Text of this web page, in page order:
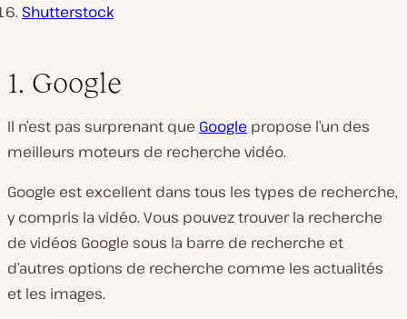
Shutterstock
1. Google
Il n’est pas surprenant que Google propose l’un des
meilleurs moteurs de recherche vidéo.
Google est excellent dans tous les types de recherche,
y compris la vidéo. Vous pouvez trouver la recherche
de vidéos Google sous la barre de recherche et
d’autres options de recherche comme les actualités
et les images.